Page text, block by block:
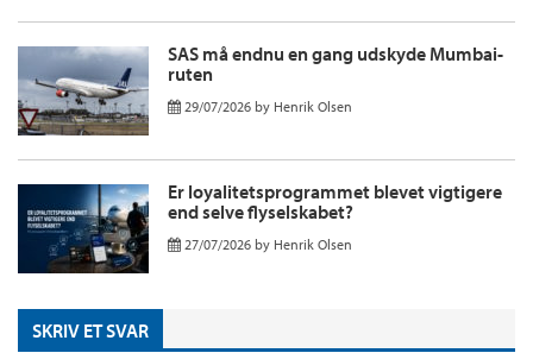
SAS må endnu en gang udskyde Mumbai-
ruten
29/07/2026 by Henrik Olsen
Er loyalitetsprogrammet blevet vigtigere
end selve flyselskabet?
27/07/2026 by Henrik Olsen
SKRIV ET SVAR